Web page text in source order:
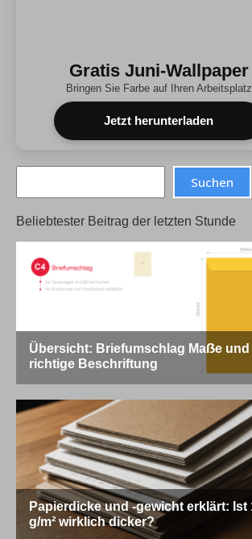
Gratis Juni-Wallpaper
Bringen Sie Farbe auf Ihren Arbeitsplatz
Jetzt herunterladen
Suchen
Beliebtester Beitrag der letzten Stunde